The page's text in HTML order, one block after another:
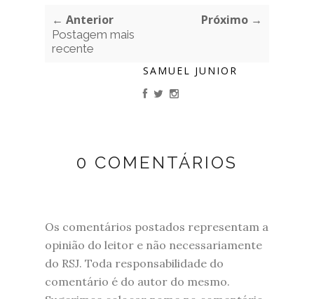
← Anterior
Postagem mais
recente
Próximo →
SAMUEL JUNIOR
0 COMENTÁRIOS
Os comentários postados representam a
opinião do leitor e não necessariamente
do RSJ. Toda responsabilidade do
comentário é do autor do mesmo.